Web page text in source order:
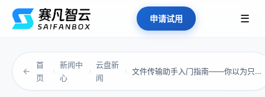
申请试用 ☰
←
首
页
›
新闻中
心
›
云盘新
闻
› 文件传输助手入门指南——你以为只是“传个文件...